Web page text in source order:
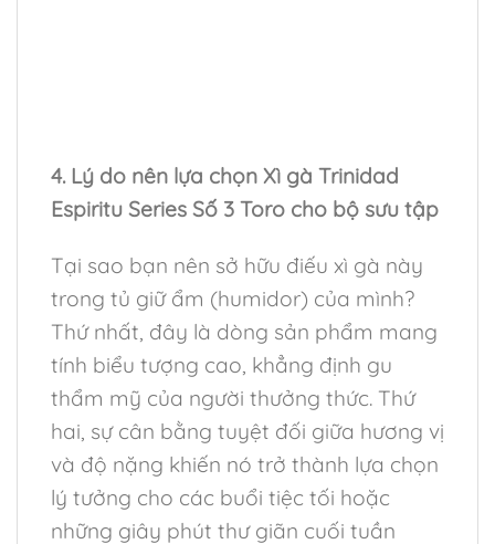
4. Lý do nên lựa chọn Xì gà Trinidad
Espiritu Series Số 3 Toro cho bộ sưu tập
Tại sao bạn nên sở hữu điếu xì gà này
trong tủ giữ ẩm (humidor) của mình?
Thứ nhất, đây là dòng sản phẩm mang
tính biểu tượng cao, khẳng định gu
thẩm mỹ của người thưởng thức. Thứ
hai, sự cân bằng tuyệt đối giữa hương vị
và độ nặng khiến nó trở thành lựa chọn
lý tưởng cho các buổi tiệc tối hoặc
những giây phút thư giãn cuối tuần